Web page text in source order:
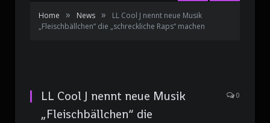
Home » News »
LL Cool J nennt neue Musik
„Fleischbällchen“ die „schreckliche Raps“ machen
LL Cool J nennt neue Musik
„Fleischbällchen“ die
0